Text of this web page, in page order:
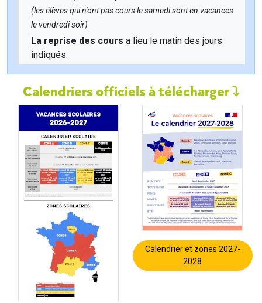
(les élèves qui n'ont pas cours le samedi sont en vacances
le vendredi soir)
La reprise des cours a lieu le matin des jours
indiqués.
Calendriers officiels à télécharger
Calendrier et zones 2027-
2028